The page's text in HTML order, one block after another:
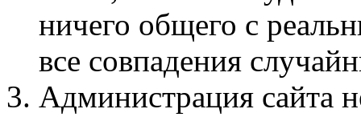
ничего общего с
все совпадения
Администрация сайта